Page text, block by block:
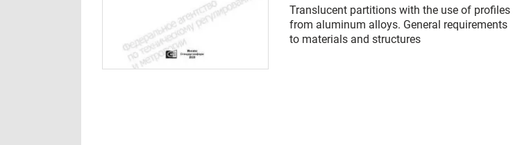
Translucent partitions with the use of profiles
from aluminum alloys. General requirements
to materials and structures